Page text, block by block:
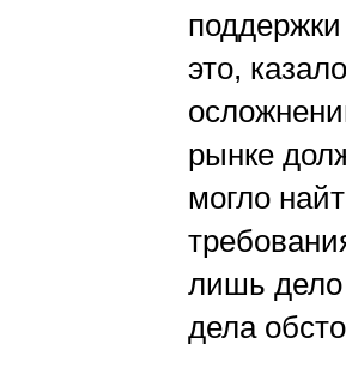
это,
рынке
могло
лишь дело
дела